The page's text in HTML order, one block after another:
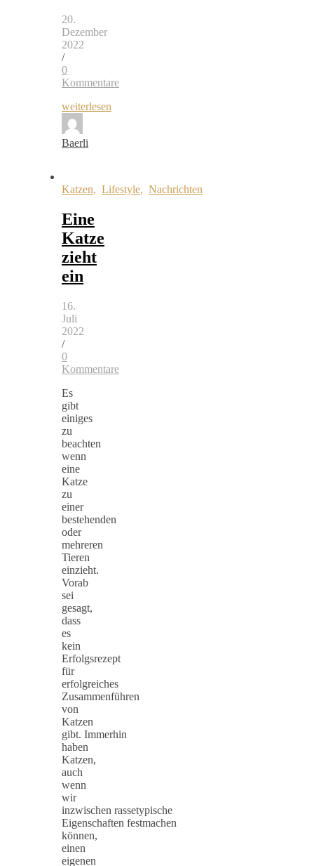
20.
Dezember
2022
/
0
Kommentare
weiterlesen
Baerli
Katzen, Lifestyle, Nachrichten
Eine
Katze
zieht
ein
16.
Juli
2022
/
0
Kommentare
Es
gibt
einiges
zu
beachten
wenn
eine
Katze
zu
einer
bestehenden
oder
mehreren
Tieren
einzieht.
Vorab
sei
gesagt,
dass
es
kein
Erfolgsrezept
für
erfolgreiches
Zusammenführen
von
Katzen
gibt. Immerhin
haben
Katzen,
auch
wenn
wir
inzwischen rassetypische
Eigenschaften festmachen
können,
einen
eigenen